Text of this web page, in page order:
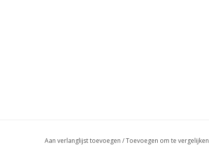
Aan verlanglijst toevoegen /Toevoegen om te vergelijken